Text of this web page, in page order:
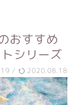
おすすめ
シリーズ
/ 2020.08.18